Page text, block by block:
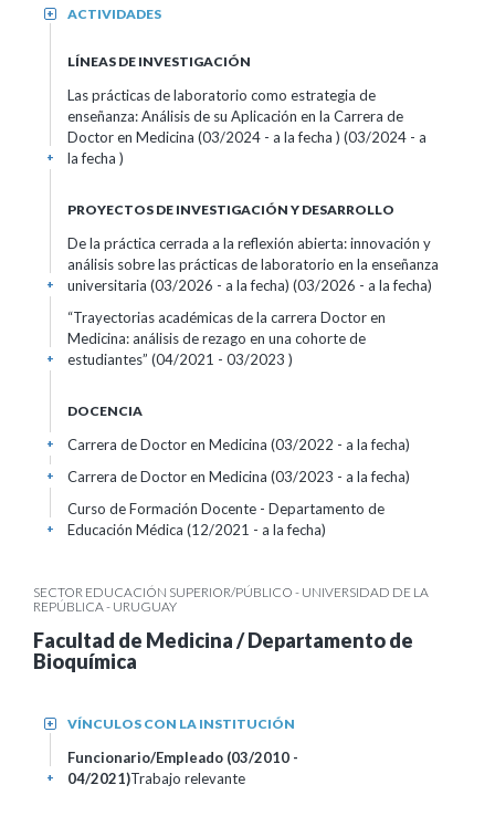
ACTIVIDADES
+
LÍNEAS DE INVESTIGACIÓN
Las prácticas de laboratorio como estrategia de
enseñanza: Análisis de su Aplicación en la Carrera de
Doctor en Medicina (03/2024 - a la fecha ) (03/2024 - a
la fecha )
+
PROYECTOS DE INVESTIGACIÓN Y DESARROLLO
De la práctica cerrada a la reflexión abierta: innovación y
análisis sobre las prácticas de laboratorio en la enseñanza
universitaria (03/2026 - a la fecha) (03/2026 - a la fecha)
+
“Trayectorias académicas de la carrera Doctor en
Medicina: análisis de rezago en una cohorte de
estudiantes” (04/2021 - 03/2023 )
+
DOCENCIA
Carrera de Doctor en Medicina (03/2022 - a la fecha)
+
Carrera de Doctor en Medicina (03/2023 - a la fecha)
+
Curso de Formación Docente - Departamento de
Educación Médica (12/2021 - a la fecha)
+
SECTOR EDUCACIÓN SUPERIOR/PÚBLICO - UNIVERSIDAD DE LA
REPÚBLICA - URUGUAY
Facultad de Medicina / Departamento de
Bioquímica
VÍNCULOS CON LA INSTITUCIÓN
+
Funcionario/Empleado (03/2010 -
04/2021)Trabajo relevante
+